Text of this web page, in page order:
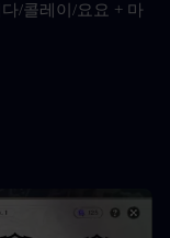
/콜레이/요요 + 마